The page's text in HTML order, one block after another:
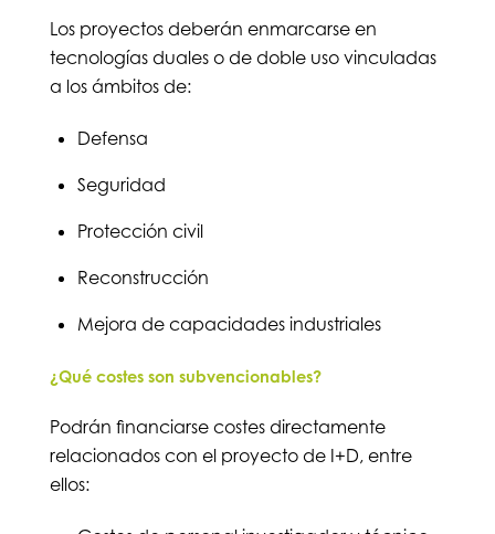
Los proyectos deberán enmarcarse en
tecnologías duales o de doble uso vinculadas
a los ámbitos de:
Defensa
Seguridad
Protección civil
Reconstrucción
Mejora de capacidades industriales
¿Qué costes son subvencionables?
Podrán financiarse costes directamente
relacionados con el proyecto de I+D, entre
ellos: